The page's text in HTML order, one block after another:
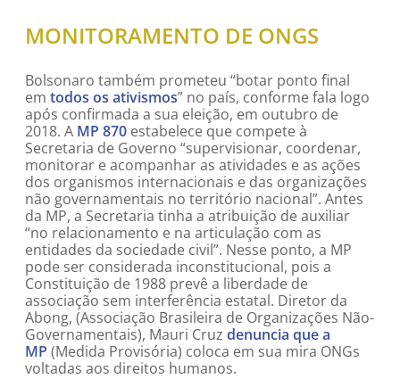
MONITORAMENTO DE ONGS
Bolsonaro também prometeu “botar ponto final
em todos os ativismos” no país, conforme fala logo
após confirmada a sua eleição, em outubro de
2018. A MP 870 estabelece que compete à
Secretaria de Governo “supervisionar, coordenar,
monitorar e acompanhar as atividades e as ações
dos organismos internacionais e das organizações
não governamentais no território nacional”. Antes
da MP, a Secretaria tinha a atribuição de auxiliar
“no relacionamento e na articulação com as
entidades da sociedade civil”. Nesse ponto, a MP
pode ser considerada inconstitucional, pois a
Constituição de 1988 prevê a liberdade de
associação sem interferência estatal. Diretor da
Abong, (Associação Brasileira de Organizações Não-
Governamentais), Mauri Cruz denuncia que a
MP (Medida Provisória) coloca em sua mira ONGs
voltadas aos direitos humanos.